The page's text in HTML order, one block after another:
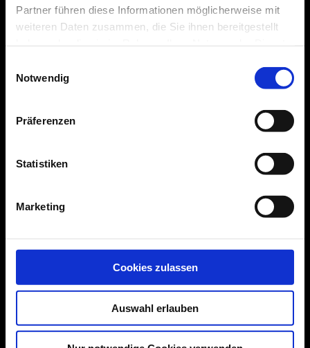
Partner führen diese Informationen möglicherweise mit
weiteren Daten zusammen, die Sie ihnen bereitgestellt
Notwendig
Präferenzen
Statistiken
Marketing
Cookies zulassen
Auswahl erlauben
Heiko Buntru
Mobil 0152 513 412 30
Impressum